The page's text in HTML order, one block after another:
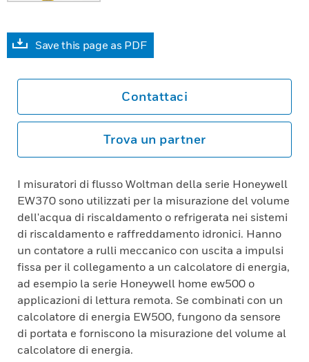
Save this page as PDF
Contattaci
Trova un partner
I misuratori di flusso Woltman della serie Honeywell
EW370 sono utilizzati per la misurazione del volume
dell'acqua di riscaldamento o refrigerata nei sistemi
di riscaldamento e raffreddamento idronici. Hanno
un contatore a rulli meccanico con uscita a impulsi
fissa per il collegamento a un calcolatore di energia,
ad esempio la serie Honeywell home ew500 o
applicazioni di lettura remota. Se combinati con un
calcolatore di energia EW500, fungono da sensore
di portata e forniscono la misurazione del volume al
calcolatore di energia.